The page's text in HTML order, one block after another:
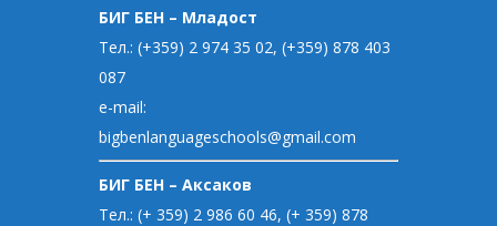
БИГ БЕН – Младост
Тел.: (+359) 2 974 35 02, (+359) 878 403
087
e-mail:
bigbenlanguageschools@gmail.com
БИГ БЕН – Аксаков
Тел.: (+ 359) 2 986 60 46, (+ 359) 878